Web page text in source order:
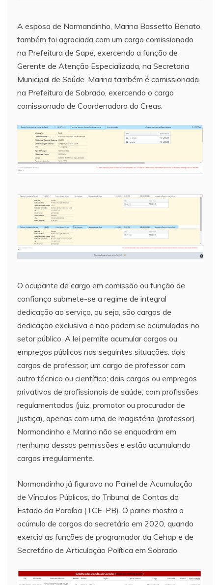
A esposa de Normandinho, Marina Bassetto Benato,
também foi agraciada com um cargo comissionado
na Prefeitura de Sapé, exercendo a função de
Gerente de Atenção Especializada, na Secretaria
Municipal de Saúde. Marina também é comissionada
na Prefeitura de Sobrado, exercendo o cargo
comissionado de Coordenadora do Creas.
O ocupante de cargo em comissão ou função de
confiança submete-se a regime de integral
dedicação ao serviço, ou seja, são cargos de
dedicação exclusiva e não podem se acumulados no
setor público. A lei permite acumular cargos ou
empregos públicos nas seguintes situações: dois
cargos de professor; um cargo de professor com
outro técnico ou científico; dois cargos ou empregos
privativos de profissionais de saúde; com profissões
regulamentadas (juiz, promotor ou procurador de
Justiça), apenas com uma de magistério (professor).
Normandinho e Marina não se enquadram em
nenhuma dessas permissões e estão acumulando
cargos irregularmente.
Normandinho já figurava no Painel de Acumulação
de Vínculos Públicos, do Tribunal de Contas do
Estado da Paraíba (TCE-PB). O painel mostra o
acúmulo de cargos do secretário em 2020, quando
exercia as funções de programador da Cehap e de
Secretário de Articulação Política em Sobrado.